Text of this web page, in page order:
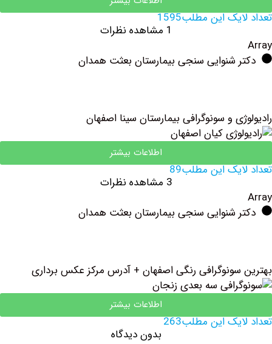
این مطلب1595
شنوایی سنجی بیمارستان بعثت همدان
و سونوگرافی بیمارستان سینا اصفهان
اطلاعات بیشتر
این مطلب89
شنوایی سنجی بیمارستان بعثت همدان
رنگی اصفهان + آدرس مرکز عکس برداری
اطلاعات بیشتر
این مطلب263
بدون دیدگاه